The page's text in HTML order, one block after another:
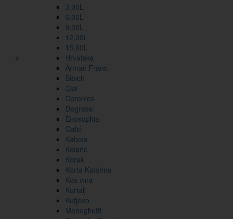
3,00L
6,00L
9,00L
12,00L
15,00L
Hrvatska
Arman Franc
Bibich
Clai
Coronica
Degrassi
Enosophia
Galić
Kabola
Kolarić
Korak
Korta Katarina
Kos vina
Kurtalj
Kutjevo
Meneghetti